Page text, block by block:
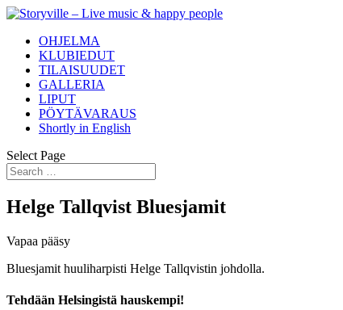
OHJELMA
KLUBIEDUT
TILAISUUDET
GALLERIA
LIPUT
PÖYTÄVARAUS
Shortly in English
Select Page
Helge Tallqvist Bluesjamit
Vapaa pääsy
Bluesjamit huuliharpisti Helge Tallqvistin johdolla.
Tehdään Helsingistä hauskempi!